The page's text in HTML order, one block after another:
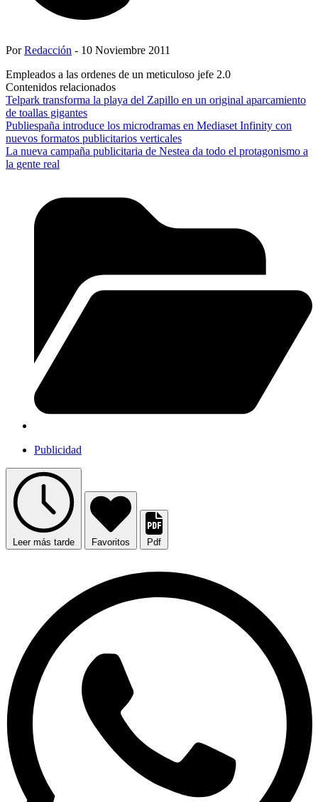
PorRedacción - 10 Noviembre 2011
Empleados a las ordenes de un meticuloso jefe 2.0
Contenidos relacionados
Telpark transforma la playa del Zapillo en un original aparcamiento
de toallas gigantes
Publiespaña introduce los microdramas en Mediaset Infinity con
nuevos formatos publicitarios verticales
La nueva campaña publicitaria de Nestea da todo el protagonismo a
la gente real
Publicidad
Leer más tarde Favoritos Pdf